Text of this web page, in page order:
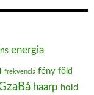
energia
frekvencia fény föld
haarp hold